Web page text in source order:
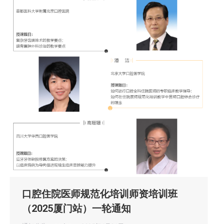
口腔住院医师规范化培训师资培训班
（2025厦门站）一轮通知